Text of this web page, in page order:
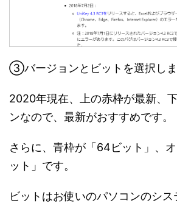
③バージョンとビットを選択しま
2020年現在、上の赤枠が最新、
ンなので、最新がおすすめです。
さらに、青枠が「64ビット」、
ット」です。
ビットはお使いのパソコンのシ